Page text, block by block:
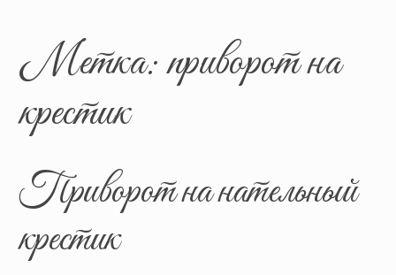
Метка:приворот на
крестик
Приворот на нательный
крестик